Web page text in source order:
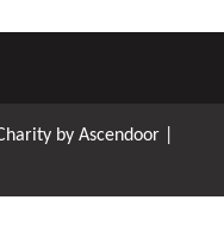
by Ascendoor